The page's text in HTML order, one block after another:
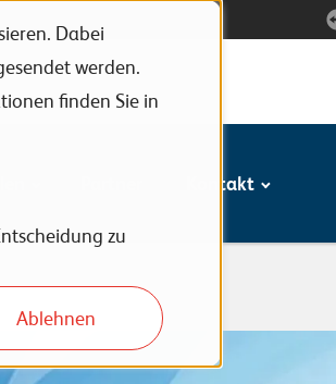
Dabei
werden.
finden Sie in
zu
Ablehnen
Events
Kontakt